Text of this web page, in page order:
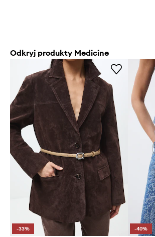
Odkryj produkty Medicine
-33% -40%